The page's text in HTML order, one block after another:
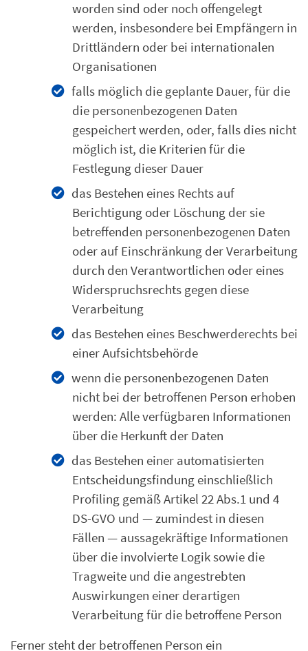
worden sind oder noch offengelegt
werden, insbesondere bei Empfängern in
Drittländern oder bei internationalen
Organisationen
falls möglich die geplante Dauer, für die
die personenbezogenen Daten
gespeichert werden, oder, falls dies nicht
möglich ist, die Kriterien für die
Festlegung dieser Dauer
das Bestehen eines Rechts auf
Berichtigung oder Löschung der sie
betreffenden personenbezogenen Daten
oder auf Einschränkung der Verarbeitung
durch den Verantwortlichen oder eines
Widerspruchsrechts gegen diese
Verarbeitung
das Bestehen eines Beschwerderechts bei
einer Aufsichtsbehörde
wenn die personenbezogenen Daten
nicht bei der betroffenen Person erhoben
werden: Alle verfügbaren Informationen
über die Herkunft der Daten
das Bestehen einer automatisierten
Entscheidungsfindung einschließlich
Profiling gemäß Artikel 22 Abs.1 und 4
DS-GVO und — zumindest in diesen
Fällen — aussagekräftige Informationen
über die involvierte Logik sowie die
Tragweite und die angestrebten
Auswirkungen einer derartigen
Verarbeitung für die betroffene Person
Ferner steht der betroffenen Person ein